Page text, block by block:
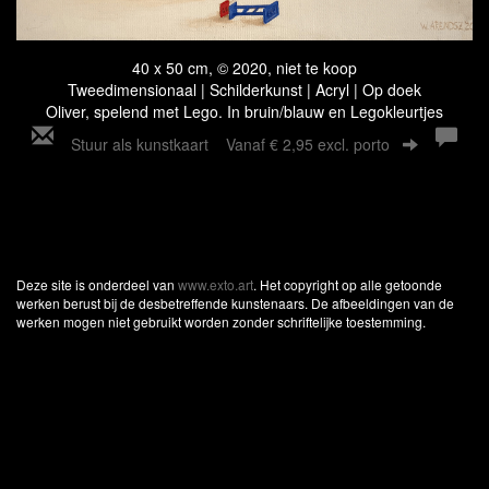
40 x 50 cm, © 2020, niet te koop
Tweedimensionaal | Schilderkunst | Acryl | Op doek
Oliver, spelend met Lego. In bruin/blauw en Legokleurtjes
Stuur als kunstkaart Vanaf € 2,95 excl. porto
Deze site is onderdeel van www.exto.art. Het copyright op alle getoonde
werken berust bij de desbetreffende kunstenaars. De afbeeldingen van de
werken mogen niet gebruikt worden zonder schriftelijke toestemming.